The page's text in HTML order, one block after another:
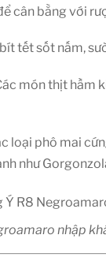
cân bằng với
tết sốt nấm,
món thịt hầm
loại phô mai
như
nhập